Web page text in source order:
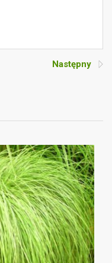
Następny